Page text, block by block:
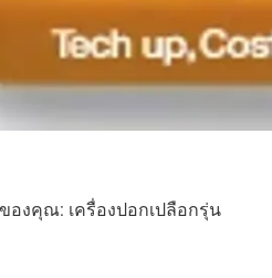
งคุณ: เครื่องปอกเปลือกรุ่น